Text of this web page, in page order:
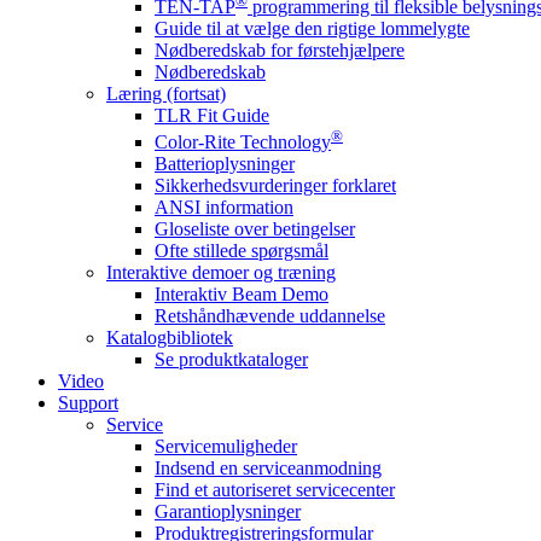
TEN-TAP
programmering til fleksible
Guide til at vælge den rigtige lommelygte
Nødberedskab for førstehjælpere
Nødberedskab
Læring (fortsat)
TLR Fit Guide
Color-Rite Technology®
Batterioplysninger
Sikkerhedsvurderinger forklaret
ANSI information
Gloseliste over betingelser
Ofte stillede spørgsmål
Interaktive demoer og træning
Interaktiv Beam Demo
Retshåndhævende uddannelse
Katalogbibliotek
Se produktkataloger
Video
Support
Service
Servicemuligheder
Indsend en serviceanmodning
Find et autoriseret servicecenter
Garantioplysninger
Produktregistreringsformular